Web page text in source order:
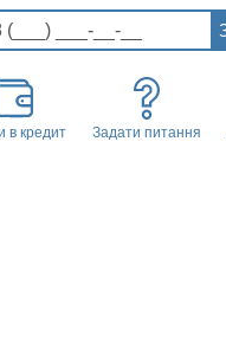
в кредит Задати питання